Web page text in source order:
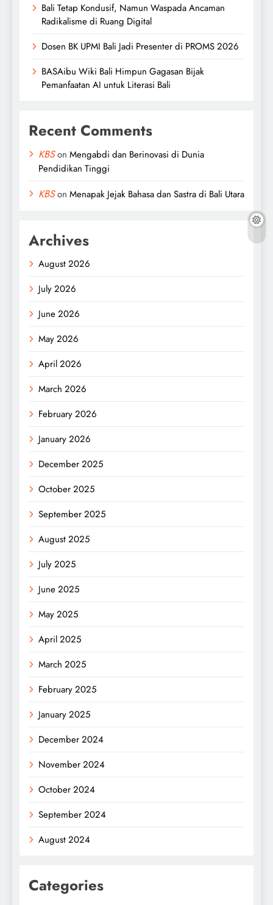
Bali Tetap Kondusif, Namun Waspada Ancaman
Radikalisme di Ruang Digital
Dosen BK UPMI Bali Jadi Presenter di PROMS 2026
BASAibu Wiki Bali Himpun Gagasan Bijak
Pemanfaatan AI untuk Literasi Bali
Recent Comments
KBSon Mengabdi dan Berinovasi di Dunia
Pendidikan Tinggi
KBSon Menapak Jejak Bahasa dan Sastra di Bali Utara
Archives
August 2026
July 2026
June 2026
May 2026
April 2026
March 2026
February 2026
January 2026
December 2025
October 2025
September 2025
August 2025
July 2025
June 2025
May 2025
April 2025
March 2025
February 2025
January 2025
December 2024
November 2024
October 2024
September 2024
August 2024
Categories